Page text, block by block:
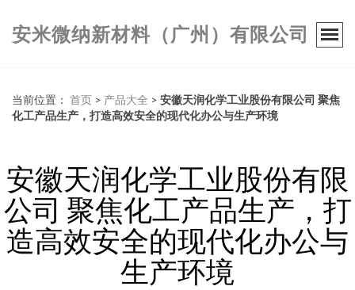
安米微纳新材料（广州）有限公司
当前位置： 首页 > 产品大全 > 安徽天润化学工业股份有限公司 聚焦
化工产品生产，打造高效安全的现代化办公与生产环境
安徽天润化学工业股份有限
公司 聚焦化工产品生产，打
造高效安全的现代化办公与
生产环境